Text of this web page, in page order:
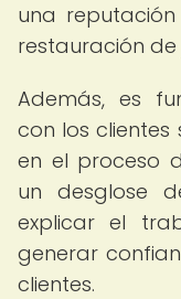
una
restauración
Además, es
con los clientes
en el proceso
un desglose
explicar el
generar
clientes.